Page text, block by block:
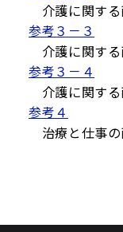
介護に関する
参考３－３
介護に関す
参考３－４
介護に関する
参考４
治療と仕事の